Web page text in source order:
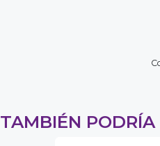
TAMBIÉN PODRÍA